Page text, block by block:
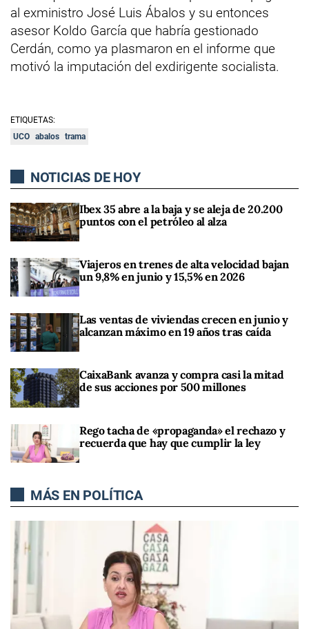
al exministro José Luis Ábalos y su entonces
asesor Koldo García que habría gestionado
Cerdán, como ya plasmaron en el informe que
motivó la imputación del exdirigente socialista.
ETIQUETAS:
UCO abalos trama
NOTICIAS DE HOY
Ibex 35 abre a la baja y se aleja de 20.200
puntos con el petróleo al alza
Viajeros en trenes de alta velocidad bajan
un 9,8% en junio y 15,5% en 2026
Las ventas de viviendas crecen en junio y
alcanzan máximo en 19 años tras caída
CaixaBank avanza y compra casi la mitad
de sus acciones por 500 millones
Rego tacha de «propaganda» el rechazo y
recuerda que hay que cumplir la ley
MÁS EN POLÍTICA